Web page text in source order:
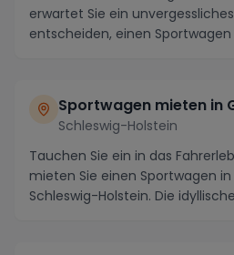
erwartet Sie ein
entscheiden, einen Sportwagen
Sportwagen mieten in
Schleswig-Holstein
Tauchen Sie ein in das
mieten Sie einen Sportwagen
Schleswig-Holstein. Die